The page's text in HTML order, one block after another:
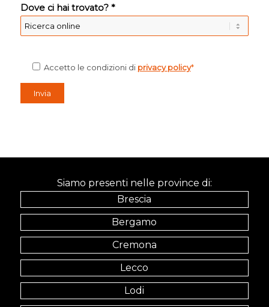
Dove ci hai trovato? *
Accetto le condizioni di privacy policy*
Siamo presenti nelle province di:
Brescia
Bergamo
Cremona
Lecco
Lodi